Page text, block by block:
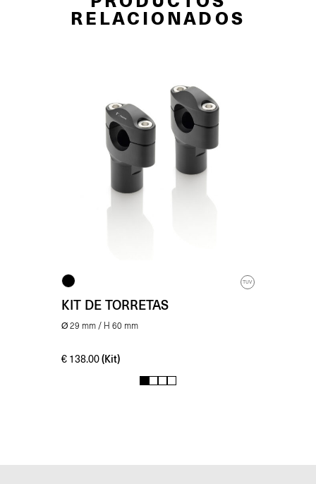
RELACIONADOS
TUV
KIT DE TORRETAS
Ø 29 mm / H 60 mm
€ 138.00 (Kit)
1 2 3 4